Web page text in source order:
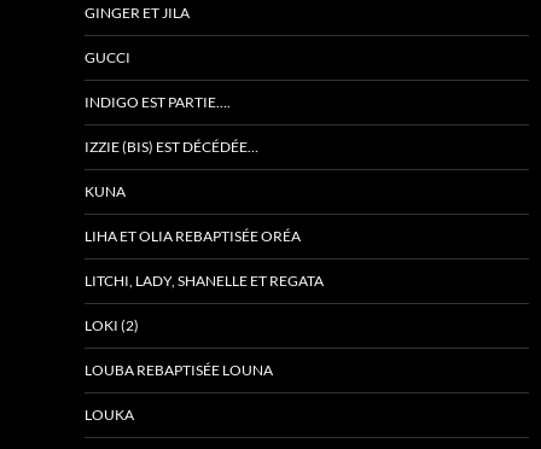
GINGER ET JILA
GUCCI
INDIGO EST PARTIE….
IZZIE (BIS) EST DÉCÉDÉE…
KUNA
LIHA ET OLIA REBAPTISÉE ORÉA
LITCHI, LADY, SHANELLE ET REGATA
LOKI (2)
LOUBA REBAPTISÉE LOUNA
LOUKA